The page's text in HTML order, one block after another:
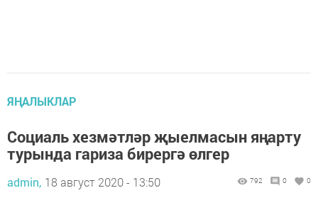
ЯҢАЛЫКЛАР
Социаль хезмәтләр җыелмасын яңарту
турында гариза бирергә өлгер
admin, 18 август 2020 - 13:50 792 0 0